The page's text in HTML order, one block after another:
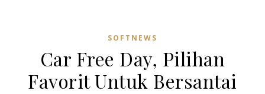
SOFTNEWS
Car Free Day, Pilihan
Favorit Untuk Bersantai